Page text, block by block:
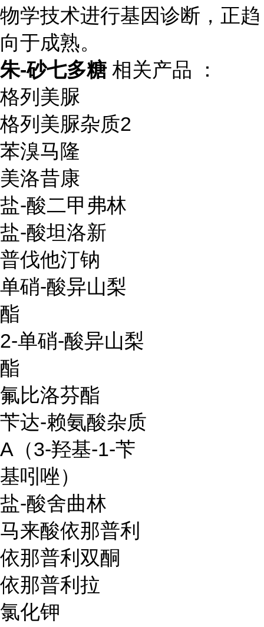
物学技术进行基因诊断，正趋
向于成熟。
朱-砂七多糖 相关产品 ：
格列美脲
格列美脲杂质2
苯溴马隆
美洛昔康
盐-酸二甲弗林
盐-酸坦洛新
普伐他汀钠
单硝-酸异山梨
酯
2-单硝-酸异山梨
酯
氟比洛芬酯
苄达-赖氨酸杂质
A（3-羟基-1-苄
基吲唑）
盐-酸舍曲林
马来酸依那普利
依那普利双酮
依那普利拉
氯化钾